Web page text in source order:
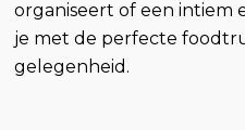
organiseert of een intiem
je met de perfecte
gelegenheid.